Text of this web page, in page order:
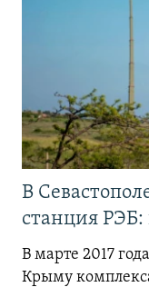
В
станция РЭБ:
В марте 2017
Крыму